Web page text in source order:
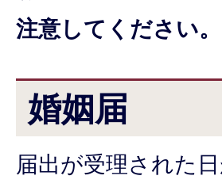
注意してください。
婚姻届
届出が受理された